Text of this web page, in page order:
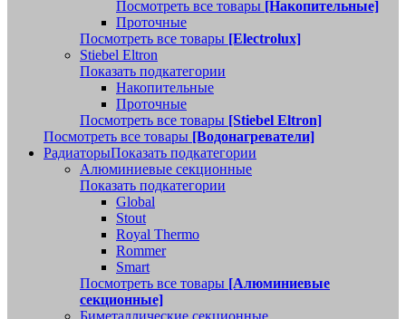
Посмотреть все товары [Накопительные]
Проточные
Посмотреть все товары [Electrolux]
Stiebel Eltron
Показать подкатегории
Накопительные
Проточные
Посмотреть все товары [Stiebel Eltron]
Посмотреть все товары [Водонагреватели]
РадиаторыПоказать подкатегории
Алюминиевые секционные
Показать подкатегории
Global
Stout
Royal Thermo
Rommer
Smart
Посмотреть все товары [Алюминиевые
секционные]
Биметаллические секционные